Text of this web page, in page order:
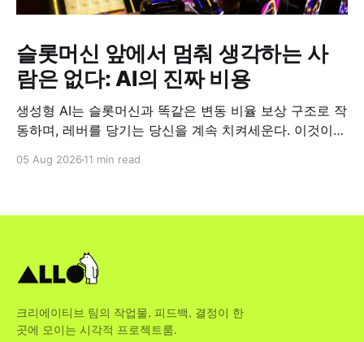
슬롯머신 앞에서 멈춰 생각하는 사
람은 없다: AI의 진짜 비용
생성형 AI는 슬롯머신과 똑같은 변동 비율 보상 구조로 작
동하며, 레버를 당기는 당신을 계속 치켜세운다. 이것이
05 Aug 2026 11 min read
크리에이티브 팀의 작업물, 피드백, 결정이 한
곳에 모이는 시각적 프로젝트룸.